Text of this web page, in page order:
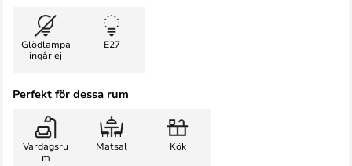
Glödlampa
ingår ej
E27
Perfekt för dessa rum
Vardagsru
m
Matsal Kök